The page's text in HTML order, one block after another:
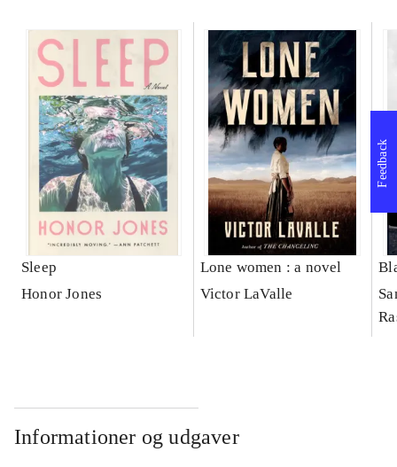
Sleep
Honor Jones
Lone women : a novel
Victor LaValle
Informationer og udgaver
Feedback